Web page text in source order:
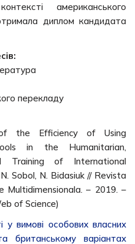
американського
диплом кандидата
перекладу
of the Efficiency of Using
in the Humanitarian,
Training of International
Sobol, N. Bidasiuk // Revista
Multidimensionala. – 2019. –
of Science)
у вимові особових власних
британському варіантах